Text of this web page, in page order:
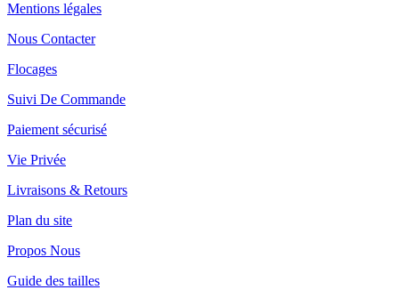
Mentions légales
Nous Contacter
Flocages
Suivi De Commande
Paiement sécurisé
Vie Privée
Livraisons & Retours
Plan du site
Propos Nous
Guide des tailles